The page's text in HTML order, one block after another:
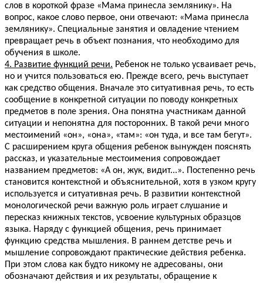
слов в короткой фразе «Мама принесла землянику». На
вопрос, какое слово первое, они отвечают: «Мама принесла
землянику». Специальные занятия и овладение чтением
превращает речь в объект познания, что необходимо для
обучения в школе.
4. Развитие функций речи. Ребенок не только усваивает речь,
но и учится пользоваться ею. Прежде всего, речь выступает
как средство общения. Вначале это ситуативная речь, то есть
сообщение в конкретной ситуации по поводу конкретных
предметов в поле зрения. Она понятна участникам данной
ситуации и непонятна для посторонних. В такой речи много
местоимений «он», «она», «там»: «он туда, и все там бегут».
С расширением круга общения ребенок вынужден пояснять
рассказ, и указательные местоимения сопровождает
названием предметов: «А он, жук, видит...». Постепенно речь
становится контекстной и объяснительной, хотя в узком кругу
используется и ситуативная речь. В развитии контекстной
монологической речи важную роль играет слушание и
пересказ книжных текстов, усвоение культурных образцов
языка. Наряду с функцией общения, речь принимает
функцию средства мышления. В раннем детстве речь и
мышление сопровождают практические действия ребенка.
При этом слова как будто никому не адресованы, они
обозначают действия и их результаты, обращение к